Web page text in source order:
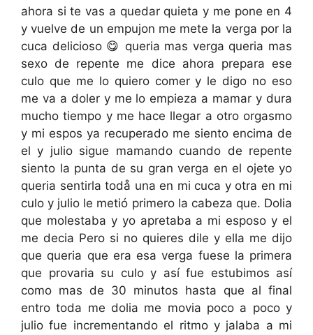
ahora si te vas a quedar quieta y me pone en 4
y vuelve de un empujon me mete la verga por la
cuca delicioso 😋 queria mas verga queria mas
sexo de repente me dice ahora prepara ese
culo que me lo quiero comer y le digo no eso
me va a doler y me lo empieza a mamar y dura
mucho tiempo y me hace llegar a otro orgasmo
y mi espos ya recuperado me siento encima de
el y julio sigue mamando cuando de repente
siento la punta de su gran verga en el ojete yo
queria sentirla todå una en mi cuca y otra en mi
culo y julio le metió primero la cabeza que. Dolia
que molestaba y yo apretaba a mi esposo y el
me decia Pero si no quieres dile y ella me dijo
que queria que era esa verga fuese la primera
que provaria su culo y así fue estubimos así
como mas de 30 minutos hasta que al final
entro toda me dolia me movia poco a poco y
julio fue incrementando el ritmo y jalaba a mi